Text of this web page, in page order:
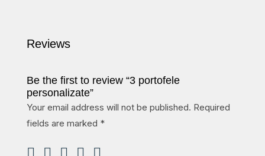
Reviews
Be the first to review “3 portofele
personalizate”
Your email address will not be published. Required
fields are marked *